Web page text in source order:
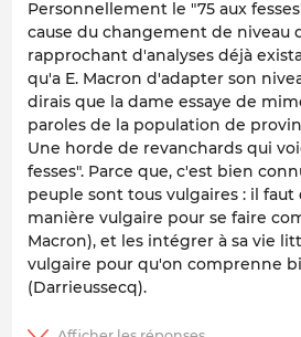
Personnellement le "75 aux
cause du changement de niveau
rapprochant d'analyses déjà
qu'a E. Macron d'adapter son
dirais que la dame essaye de
paroles de la population de
Une horde de revanchards qui
fesses". Parce que, c'est bien
peuple sont tous vulgaires : il
manière vulgaire pour se faire
Macron), et les intégrer à sa vie
vulgaire pour qu'on comprenne
(Darrieussecq).